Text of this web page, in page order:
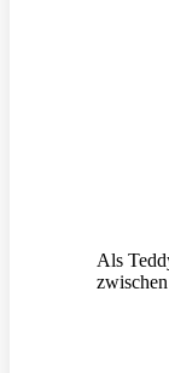
Als